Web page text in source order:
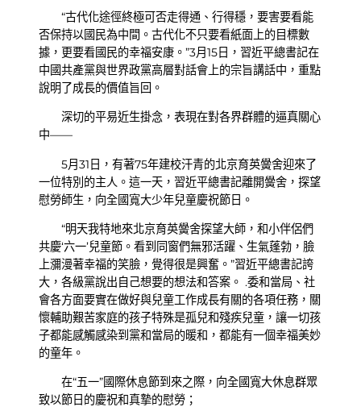
“古代化途徑終極可否走得通、行得穩，要害要看能
否保持以國民為中間。古代化不只要看紙面上的目標數
據，更要看國民的幸福安康。”3月15日，習近平總書記在
中國共產黨與世界政黨高層對話會上的宗旨講話中，重點
說明了成長的價值旨回。
深切的平易近生掛念，表現在對各界群體的逼真關心
中——
5月31日，有著75年建校汗青的北京育英黌舍迎來了
一位特別的主人。這一天，習近平總書記離開黌舍，探望
慰勞師生，向全國寬大少年兒童慶祝節日。
“明天我特地來北京育英黌舍探望大師，和小伴侶們
共慶‘六一’兒童節。看到同窗們無邪活躍、生氣蓬勃，臉
上瀰漫著幸福的笑臉，覺得很是興奮。”習近平總書記誇
大，各級黨說出自己想要的想法和答案。 .委和當局、社
會各方面要實在做好與兒童工作成長有關的各項任務，關
懷輔助艱苦家庭的孩子特殊是孤兒和殘疾兒童，讓一切孩
子都能感觸感染到黨和當局的暖和，都能有一個幸福美妙
的童年。
在“五一”國際休息節到來之際，向全國寬大休息群眾
致以節日的慶祝和真摯的慰勞；